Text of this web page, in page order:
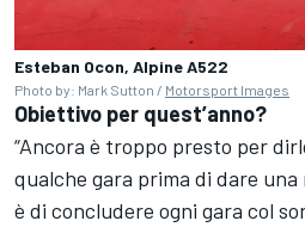
Esteban Ocon, Alpine A522
Photo by: Mark Sutton / Motorsport Images
Obiettivo per quest’anno?
“Ancora è troppo presto per
qualche gara prima di dare
è di concludere ogni gara col